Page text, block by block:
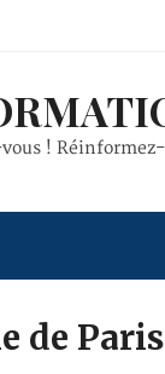
!
de